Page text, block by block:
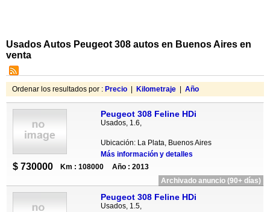
Usados Autos Peugeot 308 autos en Buenos Aires en
venta
Ordenar los resultados por : Precio Kilometraje Año
Peugeot 308 Feline HDi
Usados, 1.6,
Ubicación: La Plata, Buenos Aires
Más información y detalles
$ 730000 Km : 108000
Año : 2013
Archivado anuncio (90+ días)
Peugeot 308 Feline HDi
Usados, 1.5,